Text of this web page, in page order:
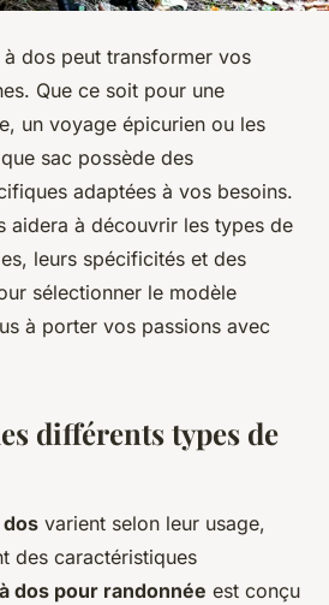
dos peut transformer vos
Que ce soit pour une
un voyage épicurien ou les
sac possède des
adaptées à vos besoins.
aidera à découvrir les types de
leurs spécificités et des
sélectionner le modèle
à porter vos passions avec
différents types de
dos varient selon leur usage,
des caractéristiques
dos pour randonnée est conçu